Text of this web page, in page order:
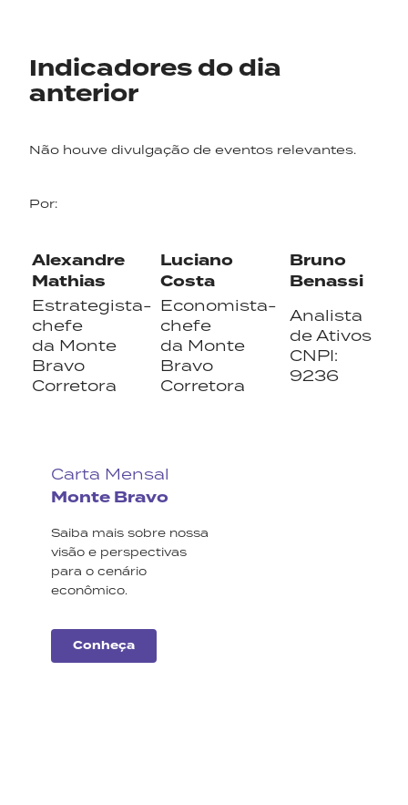
Indicadores do dia
anterior
Não houve divulgação de eventos relevantes.
Por:
Alexandre
Mathias
Luciano
Costa
Bruno
Benassi
Estrategista-
chefe
da Monte
Bravo
Corretora
Economista-
chefe
da Monte
Bravo
Corretora
Analista
de Ativos
CNPI:
9236
Carta Mensal
Monte Bravo
Saiba mais sobre nossa
visão e perspectivas
para o cenário
econômico.
Conheça